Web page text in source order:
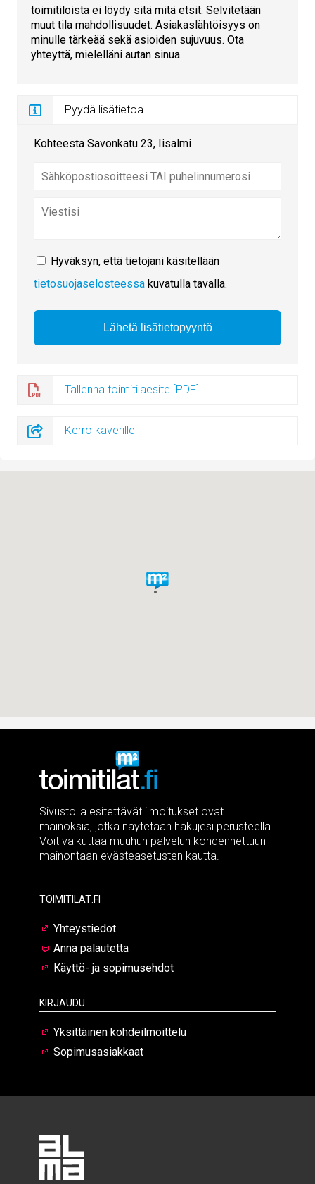
toimitiloista ei löydy sitä mitä etsit. Selvitetään
muut tila mahdollisuudet. Asiakaslähtöisyys on
minulle tärkeää sekä asioiden sujuvuus. Ota
yhteyttä, mielelläni autan sinua.
Pyydä lisätietoa
Kohteesta Savonkatu 23, Iisalmi
Hyväksyn, että tietojani käsitellään
tietosuojaselosteessa kuvatulla tavalla.
Tallenna toimitilaesite [PDF]
Kerro kaverille
Sivustolla esitettävät ilmoitukset ovat
mainoksia, jotka näytetään hakujesi perusteella.
Voit vaikuttaa muuhun palvelun kohdennettuun
mainontaan evästeasetusten kautta.
Toimitilat.fi
Yhteystiedot
Anna palautetta
Käyttö- ja sopimusehdot
Kirjaudu
Yksittäinen kohdeilmoittelu
Sopimusasiakkaat